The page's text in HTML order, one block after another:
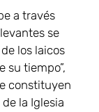
a través
se
los laicos
su tiempo”,
constituyen
la Iglesia